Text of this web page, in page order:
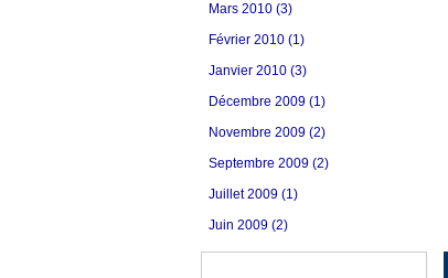
Mars 2010 (3)
Février 2010 (1)
Janvier 2010 (3)
Décembre 2009 (1)
Novembre 2009 (2)
Septembre 2009 (2)
Juillet 2009 (1)
Juin 2009 (2)